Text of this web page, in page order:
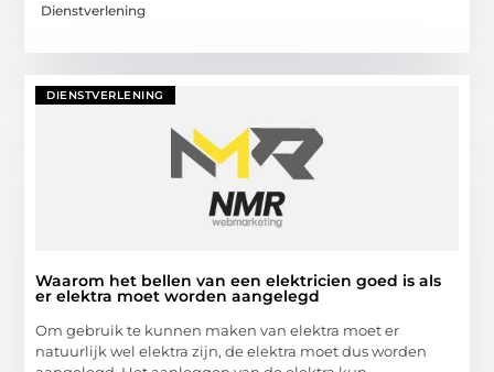
Dienstverlening
DIENSTVERLENING
Waarom het bellen van een elektricien goed is als
er elektra moet worden aangelegd
Om gebruik te kunnen maken van elektra moet er
natuurlijk wel elektra zijn, de elektra moet dus worden